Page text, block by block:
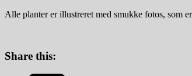
Alle planter er illustreret med smukke fotos, som
Share this: